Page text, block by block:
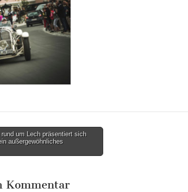
um Lech präsentiert sich
außergewöhnliches
Kommentar